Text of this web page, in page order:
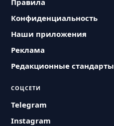
Правила
Конфиденциальность
Наши приложения
Реклама
Редакционные стандарты
СОЦСЕТИ
Telegram
Instagram